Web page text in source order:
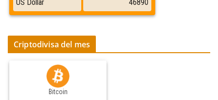
Criptodivisa del mes
Bitcoin